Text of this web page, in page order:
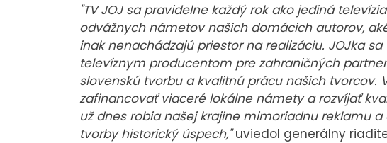
"TV JOJ sa pravidelne každý rok ako jediná
odvážnych námetov našich domácich autorov,
inak nenachádzajú priestor na realizáciu. JOJka
televíznym producentom pre zahraničných
slovenskú tvorbu a kvalitnú prácu našich
zafinancovať viaceré lokálne námety a rozvíjať
už dnes robia našej krajine mimoriadnu reklamu
tvorby historický úspech,"uviedol generálny